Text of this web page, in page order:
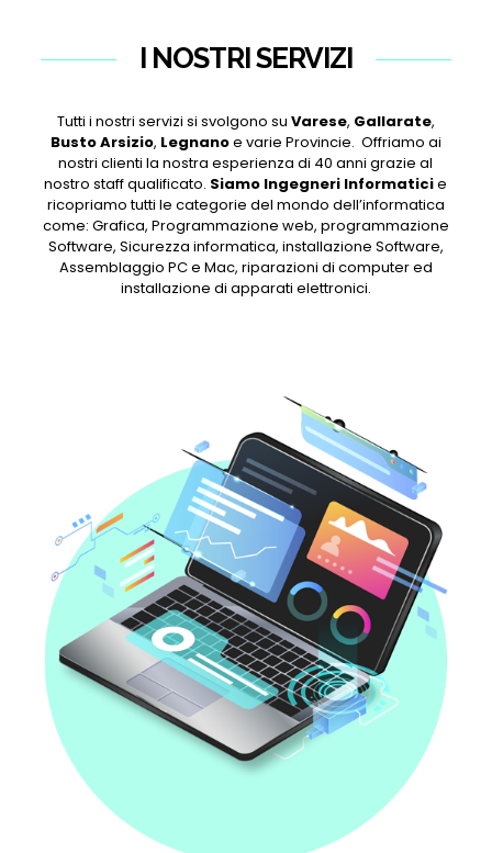
I NOSTRI SERVIZI
Tutti i nostri servizi si svolgono su Varese, Gallarate,
Busto Arsizio, Legnanoe varie Provincie. Offriamo ai
nostri clienti la nostra esperienza di 40 anni grazie al
nostro staff qualificato. Siamo Ingegneri Informaticie
ricopriamo tutti le categorie del mondo dell’informatica
come: Grafica, Programmazione web, programmazione
Software, Sicurezza informatica, installazione Software,
Assemblaggio PC e Mac, riparazioni di computer ed
installazione di apparati elettronici.